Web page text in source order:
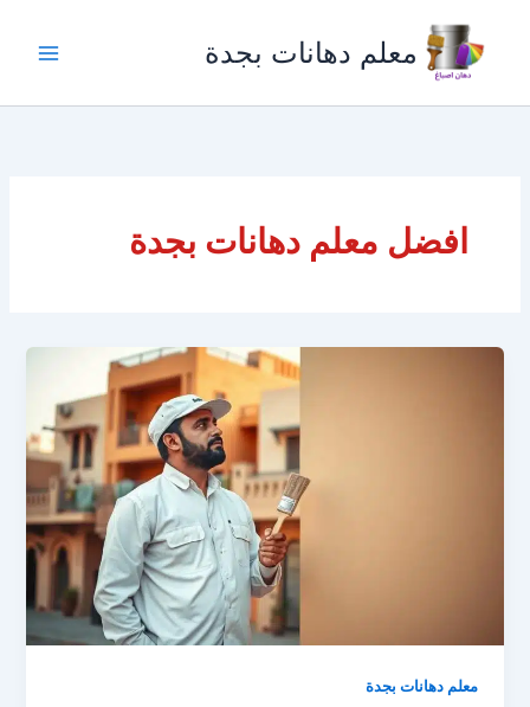
المحتوى
معلم دهانات بجدة
افضل معلم دهانات بجدة
معلم دهانات بجدة